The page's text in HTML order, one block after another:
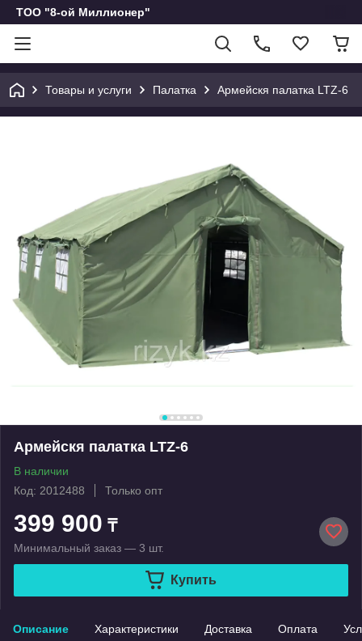
ТОО "8-ой Миллионер"
Товары и услуги Палатка Армейскя палатка LTZ-6
Армейскя палатка LTZ-6
В наличии
Код: 2012488
Только опт
399 900 ₸
Минимальный заказ — 3 шт.
Купить
Описание Характеристики Доставка Оплата